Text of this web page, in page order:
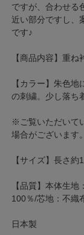
ですが、合わせる
近い部分ですし、
です♪
【商品内容】重
【カラー】朱色
の刺繍。少し落ち
※ご覧いただいて
場合がございます。
【サイズ】長さ
【品質】本体生
100％/芯地：不織
日本製